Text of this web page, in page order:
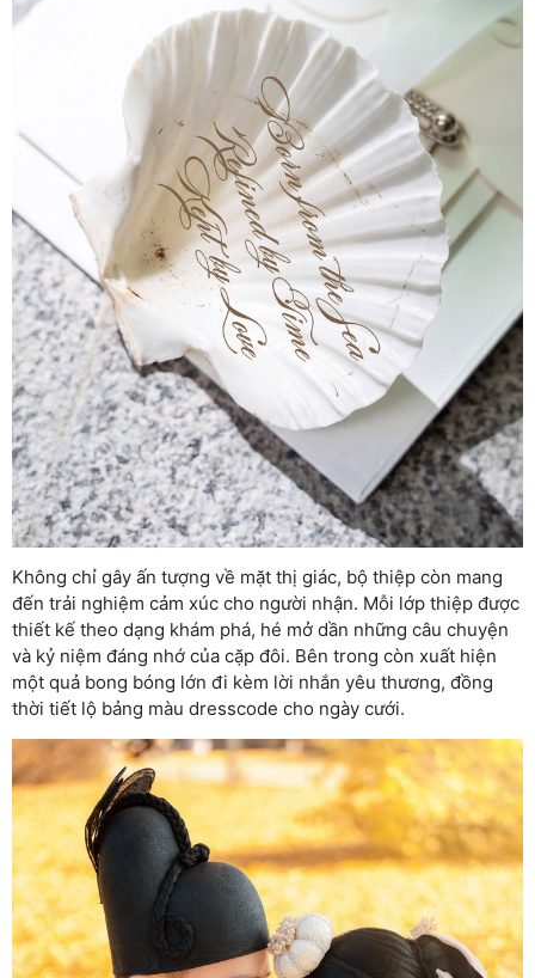
Không chỉ gây ấn tượng về mặt thị giác, bộ thiệp còn mang
đến trải nghiệm cảm xúc cho người nhận. Mỗi lớp thiệp được
thiết kế theo dạng khám phá, hé mở dần những câu chuyện
và kỷ niệm đáng nhớ của cặp đôi. Bên trong còn xuất hiện
một quả bong bóng lớn đi kèm lời nhắn yêu thương, đồng
thời tiết lộ bảng màu dresscode cho ngày cưới.